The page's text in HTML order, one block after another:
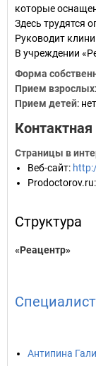
которые
Здесь трудятся
Руководит
В учреждении
Форма
Прием взрослых
Прием детей: нет
Страницы в
Веб-сайт:
Prodoctorov.ru:
Структура
«Реацентр»
Антипина